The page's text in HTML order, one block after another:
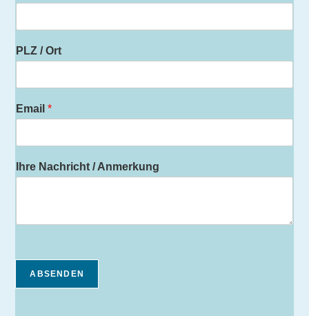
PLZ / Ort
Email*
Ihre Nachricht / Anmerkung
ABSENDEN